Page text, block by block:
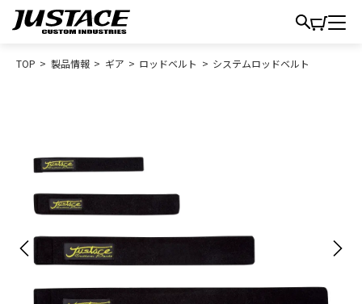
TOP > 製品情報 > ギア > ロッドベルト > システムロッドベルト